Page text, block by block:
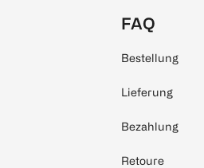
FAQ
Bestellung
Lieferung
Bezahlung
Retoure